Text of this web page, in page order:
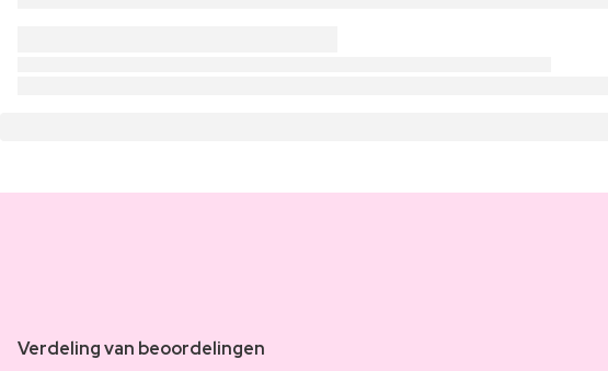
Verdeling van beoordelingen